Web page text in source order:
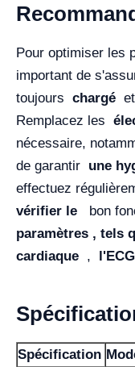
Pour optimiser les
important de
toujours chargé
Remplacez les
nécessaire,
de garantir une
effectuez
vérifier le
bon
paramètres , tels
cardiaque , l'ECG
Spécification